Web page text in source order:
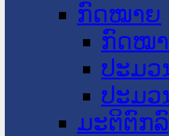
ກົດໝາຍ
ກົດໝ
ປະມ
ປະມ
ມະຕິຕົກ